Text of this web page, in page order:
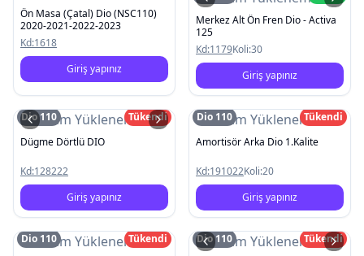
Ön Masa (Çatal) Dio (NSC110)
2020-2021-2022-2023
Kd:1618
Giriş yapınız
Merkez Alt Ön Fren Dio - Activa
125
Kd:1179Koli:30
Giriş yapınız
Resim Yüklenemedi
Dio 110
Tükendi
Dügme Dörtlü DIO
Kd:128222
Giriş yapınız
Resim Yüklenemedi
Dio 110
Tükendi
Amortisör Arka Dio 1.Kalite
Kd:191022Koli:20
Giriş yapınız
Resim Yüklenemedi
Dio 110
Tükendi
Resim Yüklenemedi
Dio 110
Tükendi